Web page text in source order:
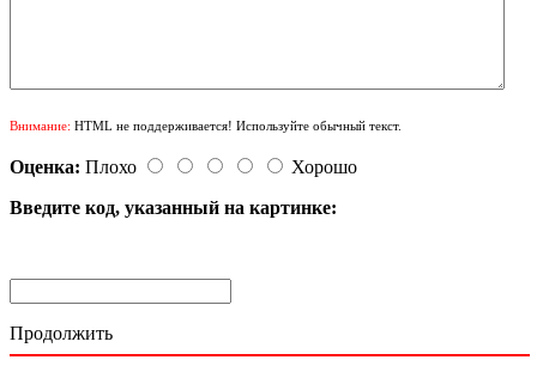
Внимание: HTML не поддерживается! Используйте обычный текст.
Оценка: Плохо
Хорошо
Введите код, указанный на картинке:
Продолжить